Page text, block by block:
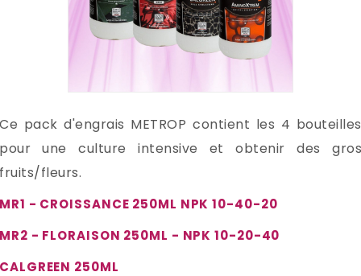
Ce pack d'engrais METROP contient les 4 bouteilles
pour une culture intensive et obtenir des gros
fruits/fleurs.
MR1 - CROISSANCE 250ML NPK 10-40-20
MR2 - FLORAISON 250ML - NPK 10-20-40
CALGREEN 250ML